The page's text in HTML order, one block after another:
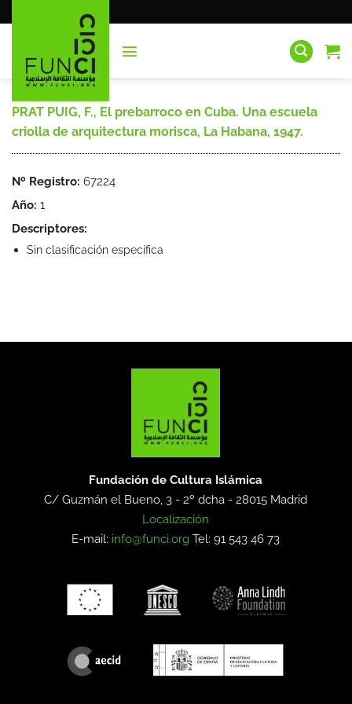
al
PRAT PUIG, F., El prebarroco en Cuba. Una escuela
criolla de arquitectura morisca, La Habana, 1947.
Nº Registro: 67224
Año: 1
Descriptores:
Sin clasificación específica
Fundación de Cultura Islámica
C/ Guzmán el Bueno, 3 - 2º dcha -28015 Madrid
Localización
E-mail: info@funci.org Tel: 91 543 46 73